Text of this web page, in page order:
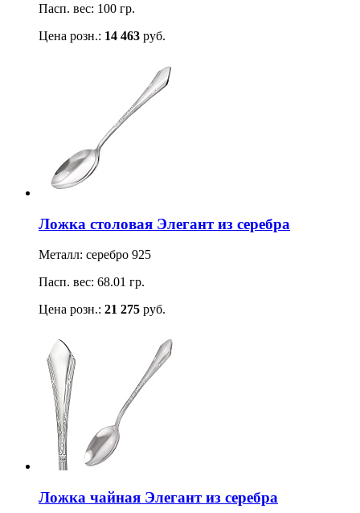
Пасп. вес: 100 гр.
Цена розн.: 14 463 руб.
Ложка столовая Элегант из серебра
Металл: серебро 925
Пасп. вес: 68.01 гр.
Цена розн.: 21 275 руб.
Ложка чайная Элегант из серебра